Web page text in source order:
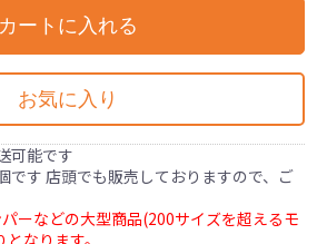
カートに入れる
お気に入り
可能です
です 店頭でも販売しておりますので、ご
ーなどの大型商品(200サイズを超えるモ